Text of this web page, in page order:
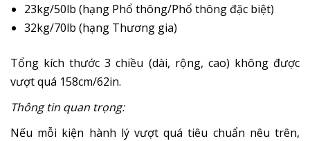
23kg/50lb (hạng Phổ thông/Phổ thông đặc biệt)
32kg/70lb (hạng Thương gia)
Tổng kích thước 3 chiều (dài, rộng, cao) không được
vượt quá 158cm/62in.
Thông tin quan trọng:
Nếu mỗi kiện hành lý vượt quá tiêu chuẩn nêu trên,